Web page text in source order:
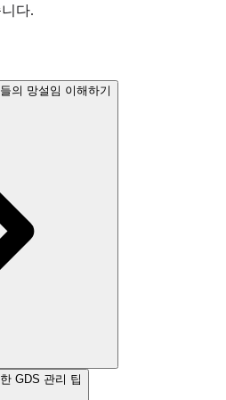
다.
의 망설임 이해하기
GDS 관리 팁